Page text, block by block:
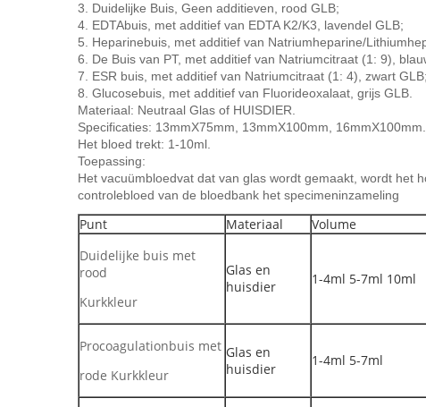
3. Duidelijke Buis, Geen additieven, rood GLB;
4. EDTAbuis, met additief van EDTA K2/K3, lavendel GLB;
5. Heparinebuis, met additief van Natriumheparine/
6. De Buis van PT, met additief van Natriumcitraat (1: 9),
7. ESR buis, met additief van Natriumcitraat (1: 4), zwart GLB;
8. Glucosebuis, met additief van Fluorideoxalaat, grijs GLB.
Materiaal: Neutraal Glas of HUISDIER.
Specificaties: 13mmX75mm, 13mmX100mm, 16mmX100mm.
Het bloed trekt: 1-10ml.
Toepassing:
Het vacuümbloedvat dat van glas wordt gemaakt, wordt het
controlebloed van de bloedbank het specimeninzameling
Punt Materiaal Volume
Duidelijke buis met
rood
Kurkkleur
Glas en
huisdier
1-4ml 5-7ml 10ml
Procoagulationbuis met
rode Kurkkleur
Glas en
huisdier
1-4ml 5-7ml